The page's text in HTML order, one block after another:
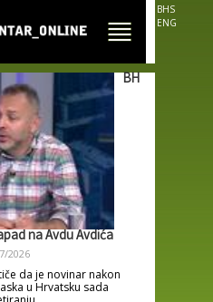
BHS
ENG
BH
na Avdu Avdića
2026
da je novinar nakon
u Hrvatsku sada